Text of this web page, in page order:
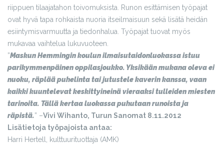
riippuen tilaajatahon toivomuksista. Runon esittämisen työpajat
ovat hyvä tapa rohkaista nuoria itseilmaisuun sekä lisätä heidän
esiintymisvarmuutta ja tiedonhalua. Työpajat tuovat myös
mukavaa vaihtelua lukuvuoteen.
”Maskun Hemmingin koulun ilmaisutaidonluokassa istuu
parikymmenpäinen oppilasjoukko. Yksikään mukana oleva ei
nuoku, räplää puhelinta tai jutustele kaverin kanssa, vaan
kaikki kuuntelevat keskittyineinä vieraaksi tulleiden miesten
tarinoita. Tällä kertaa luokassa puhutaan runoista ja
räpistä.” –Vivi Wihanto, Turun Sanomat 8.11.2012
Lisätietoja työpajoista antaa:
Harri Hertell, kulttuurituottaja (AMK)